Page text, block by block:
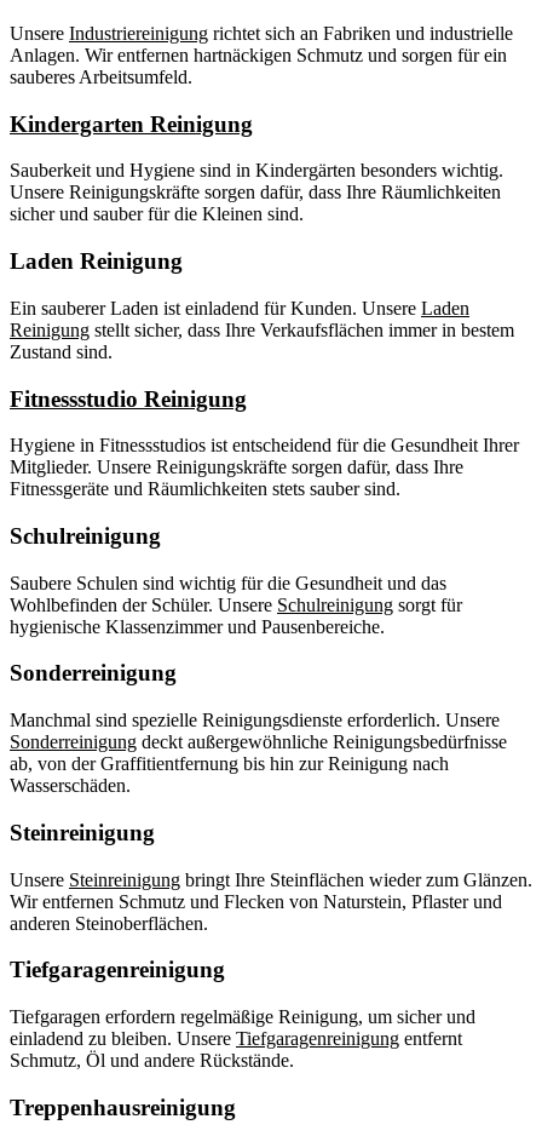
Unsere Industriereinigung richtet sich an Fabriken und industrielle
Anlagen. Wir entfernen hartnäckigen Schmutz und sorgen für ein
sauberes Arbeitsumfeld.
Kindergarten Reinigung
Sauberkeit und Hygiene sind in Kindergärten besonders wichtig.
Unsere Reinigungskräfte sorgen dafür, dass Ihre Räumlichkeiten
sicher und sauber für die Kleinen sind.
Laden Reinigung
Ein sauberer Laden ist einladend für Kunden. Unsere Laden
Reinigung stellt sicher, dass Ihre Verkaufsflächen immer in bestem
Zustand sind.
Fitnessstudio Reinigung
Hygiene in Fitnessstudios ist entscheidend für die Gesundheit Ihrer
Mitglieder. Unsere Reinigungskräfte sorgen dafür, dass Ihre
Fitnessgeräte und Räumlichkeiten stets sauber sind.
Schulreinigung
Saubere Schulen sind wichtig für die Gesundheit und das
Wohlbefinden der Schüler. Unsere Schulreinigung sorgt für
hygienische Klassenzimmer und Pausenbereiche.
Sonderreinigung
Manchmal sind spezielle Reinigungsdienste erforderlich. Unsere
Sonderreinigung deckt außergewöhnliche Reinigungsbedürfnisse
ab, von der Graffitientfernung bis hin zur Reinigung nach
Wasserschäden.
Steinreinigung
Unsere Steinreinigung bringt Ihre Steinflächen wieder zum Glänzen.
Wir entfernen Schmutz und Flecken von Naturstein, Pflaster und
anderen Steinoberflächen.
Tiefgaragenreinigung
Tiefgaragen erfordern regelmäßige Reinigung, um sicher und
einladend zu bleiben. Unsere Tiefgaragenreinigung entfernt
Schmutz, Öl und andere Rückstände.
Treppenhausreinigung